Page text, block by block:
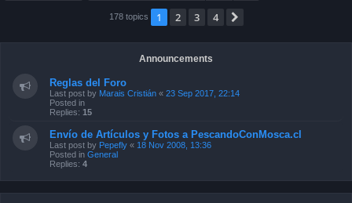
178 topics 1 2 3 4
Announcements
Reglas del Foro
Last post by Marais Cristián « 23 Sep 2017, 22:14
Posted in
Replies: 15
Envío de Artículos y Fotos a PescandoConMosca.cl
Last post by Pepefly « 18 Nov 2008, 13:36
Posted in General
Replies: 4